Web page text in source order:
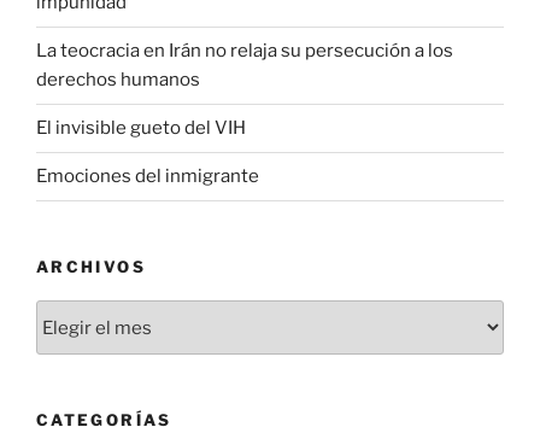
La teocracia en Irán no relaja su persecución a los
derechos humanos
El invisible gueto del VIH
Emociones del inmigrante
ARCHIVOS
CATEGORÍAS